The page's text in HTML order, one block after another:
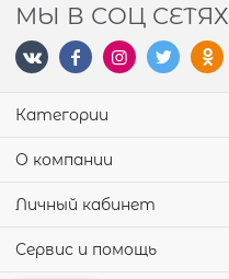
МЫ В СОЦ СЕТЯХ
Категории
О компании
Личный кабинет
Сервис и помощь